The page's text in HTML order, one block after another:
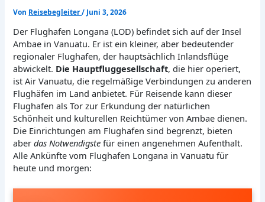
Von Reisebegleiter/ Juni 3, 2026
Der Flughafen Longana (LOD) befindet sich auf der Insel
Ambae in Vanuatu. Er ist ein kleiner, aber bedeutender
regionaler Flughafen, der hauptsächlich Inlandsflüge
abwickelt. Die Hauptfluggesellschaft, die hier operiert,
ist Air Vanuatu, die regelmäßige Verbindungen zu anderen
Flughäfen im Land anbietet. Für Reisende kann dieser
Flughafen als Tor zur Erkundung der natürlichen
Schönheit und kulturellen Reichtümer von Ambae dienen.
Die Einrichtungen am Flughafen sind begrenzt, bieten
aberdas Notwendigste für einen angenehmen Aufenthalt.
Alle Ankünfte vom Flughafen Longana in Vanuatu für
heute und morgen: